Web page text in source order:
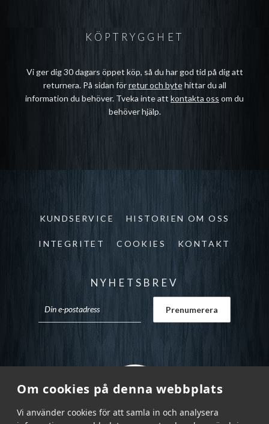
Om cookies på denna webbplats
Vi använder cookies för att samla in och analysera
KÖPTRYGGHET
Vi ger dig 30 dagars öppet köp, så du har god tid på dig att
returnera. På sidan förretur och bytehittar du all
information du behöver. Tveka inte att kontakta oss om du
behöver hjälp.
KUNDSERVICE HISTORIEN OM OSS
INTEGRITET COOKIES KONTAKT
NYHETSBREV